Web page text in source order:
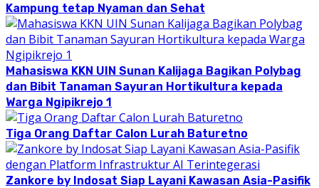
Kampung tetap Nyaman dan Sehat
Mahasiswa KKN UIN Sunan Kalijaga Bagikan Polybag
dan Bibit Tanaman Sayuran Hortikultura kepada
Warga Ngipikrejo 1
Tiga Orang Daftar Calon Lurah Baturetno
Zankore by Indosat Siap Layani Kawasan Asia-Pasifik